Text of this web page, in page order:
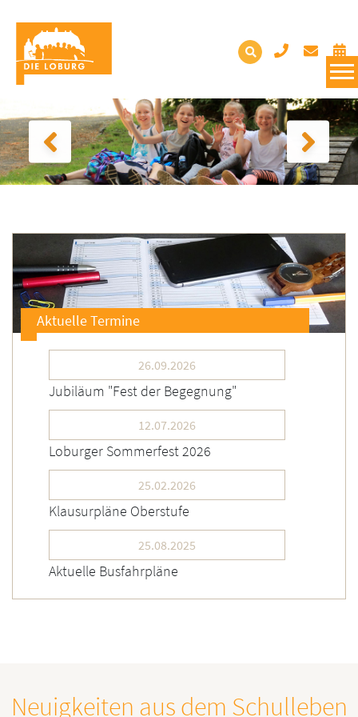
Aktuelle Termine
26.09.2026
Jubiläum "Fest der Begegnung"
12.07.2026
Loburger Sommerfest 2026
25.02.2026
Klausurpläne Oberstufe
25.08.2025
Aktuelle Busfahrpläne
Neuigkeiten aus dem Schulleben